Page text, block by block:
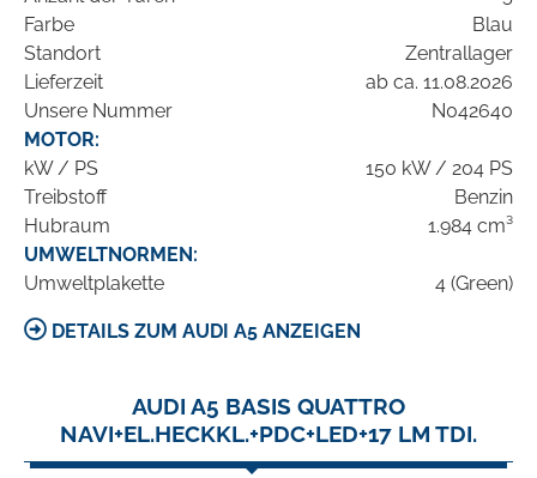
Farbe
Blau
Standort
Zentrallager
Lieferzeit
ab ca. 11.08.2026
Unsere Nummer
N042640
MOTOR:
kW / PS
150 kW / 204 PS
Treibstoff
Benzin
Hubraum
1.984 cm³
UMWELTNORMEN:
Umweltplakette
4 (Green)
DETAILS ZUM AUDI A5 ANZEIGEN
AUDI A5 BASIS QUATTRO
NAVI+EL.HECKKL.+PDC+LED+17 LM TDI.